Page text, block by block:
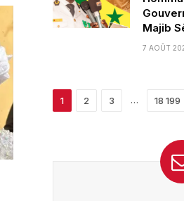
Majib
7 AOÛT
1 2 3 … 18 199